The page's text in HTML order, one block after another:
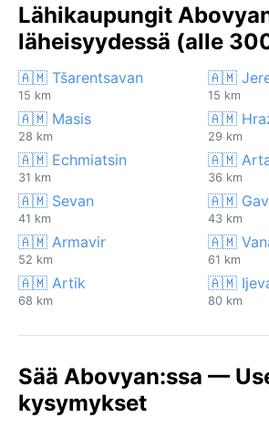
Lähikaupungit
läheisyydessä (alle
🇦🇲 Tšarentsavan
15 km
🇦🇲
15 km
🇦🇲 Masis
28 km
🇦🇲
29 km
🇦🇲 Echmiatsin
31 km
🇦🇲
36 km
🇦🇲 Sevan
41 km
🇦🇲
43 km
🇦🇲 Armavir
52 km
🇦🇲
61 km
🇦🇲 Artik
68 km
🇦🇲
80 km
Sää Abovyan:ssa —
kysymykset